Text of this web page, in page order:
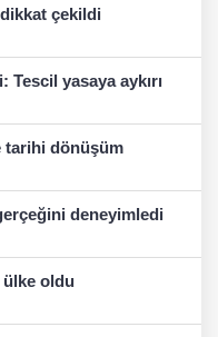
çekildi
yasaya aykırı
tarihi dönüşüm
deneyimledi
oldu